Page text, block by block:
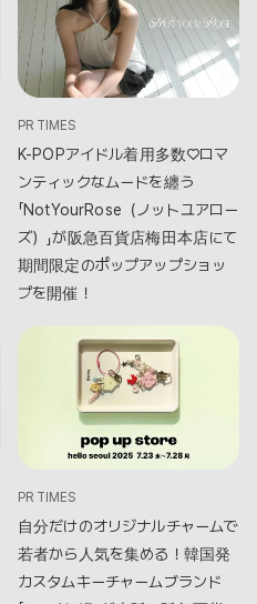
PR TIMES
K-POPアイドル着用多数♡ロマ
ンティックなムードを纏う
「NotYourRose（ノットユアロー
ズ）」が阪急百貨店梅田本店にて
期間限定のポップアップショッ
プを開催！
PR TIMES
自分だけのオリジナルチャームで
若者から人気を集める！韓国発
カスタムキーチャームブランド